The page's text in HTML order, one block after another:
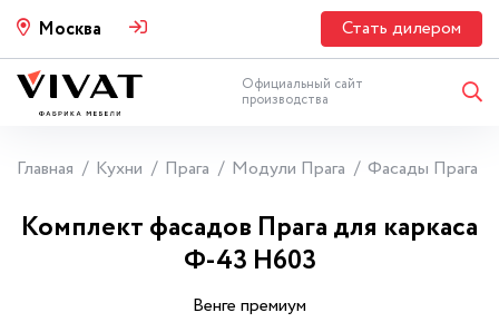
Москва Стать дилером
Официальный сайт
производства
Главная Кухни Прага Модули Прага Фасады Прага
Комплект фасадов Прага для каркаса
Ф-43 Н603
Венге премиум